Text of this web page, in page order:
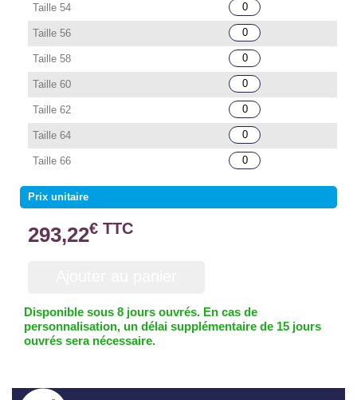
Taille 54
Taille 56
Taille 58
Taille 60
Taille 62
Taille 64
Taille 66
Prix unitaire
293,22€ TTC
Disponible sous 8 jours ouvrés. En cas de
personnalisation, un délai supplémentaire de 15 jours
ouvrés sera nécessaire.